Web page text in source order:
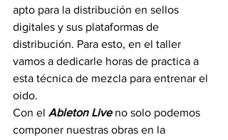
apto para la distribución en sellos
digitales y sus plataformas de
distribución. Para esto, en el taller
vamos a dedicarle horas de practica a
esta técnica de mezcla para entrenar el
oido.
Con el Ableton Live no solo podemos
componer nuestras obras en la